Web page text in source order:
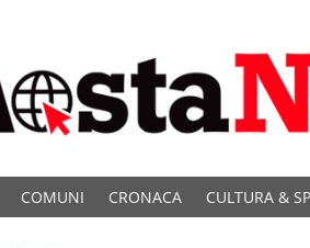
COMUNI CRONACA CULTURA &